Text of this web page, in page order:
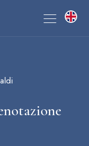
close
menu